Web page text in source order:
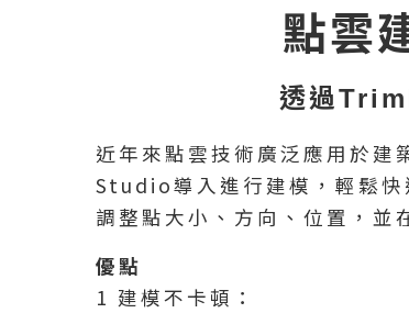
點雲
透過
近年來點雲技術廣泛應用於
Studio導入進行建模，輕鬆
調整點大小、方向、位置，並
優點
1 建模不卡頓：